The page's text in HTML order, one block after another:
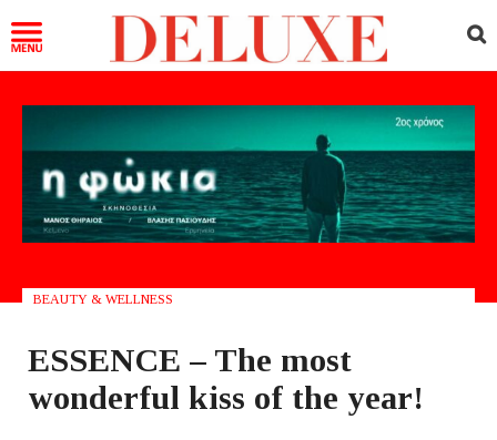
BEAUTY & WELLNESS
ESSENCE – The most
wonderful kiss of the year!